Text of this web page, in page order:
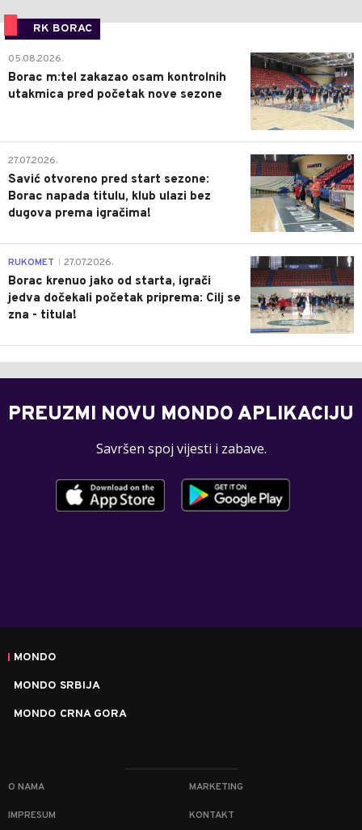
RK BORAC
0
05.08.2026.
Borac m:tel zakazao osam kontrolnih
utakmica pred početak nove sezone
0
27.07.2026.
Savić otvoreno pred start sezone:
Borac napada titulu, klub ulazi bez
dugova prema igračima!
0
RUKOMET 27.07.2026.
Borac krenuo jako od starta, igrači
jedva dočekali početak priprema: Cilj se
zna - titula!
PREUZMI NOVU MONDO APLIKACIJU
Savršen spoj vijesti i zabave.
MONDO
MONDO SRBIJA
MONDO CRNA GORA
O NAMA MARKETING
IMPRESUM KONTAKT